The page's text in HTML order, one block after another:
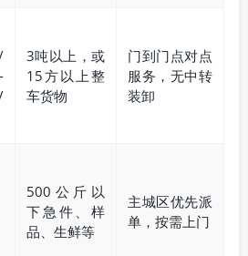
3吨以上，或
15方以上整
车货物
门到门点对点
服务，无中转
装卸
500公斤以
下急件、样
品、生鲜等
主城区优先派
单，按需上门